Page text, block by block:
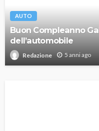
AUTO
Buon Compleanno
dell’automobile
Redazione 5 anni ago